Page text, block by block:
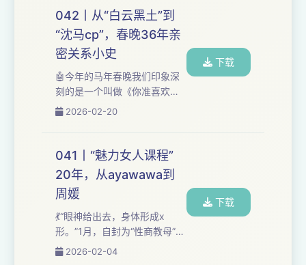
多家庭发现“考上...
动荡：货币崩盘、物价飞涨、
多轮全国性抗议接连发生。 外
部冲突与内部怨怼，从未像此
刻这样交织。本期播客，我们
连线此刻仍驻扎在伊朗的战地
记者李睿。自第一声爆炸起，
日。 我们试图通过一位驻地记
重面向：自1979年伊斯兰革
命...
042丨从“白云黑土”到
“沈马cp”，春晚36年亲
密关系小史
🤖今年的马年春晚我们印象深
刻的是一个叫做《你准喜欢》
的小品：展现了一对年轻伴侣
种互联网算法推送内容来制造
笑料。 刷手机已经成为我们生
活“柴米油盐”的一部分，年轻情
侣中的“第三者”可能不再是一个
具体的人，而是算法推算机制
和内容洪流。争吵也围绕着注
意力的争夺——即使坐在同一
里的世界——这个小品展现了
2026-02-20
下载
041丨“魅力女人课程”
20年，从ayawawa到
周媛
💃“眼神给出去，身体形成x
形。”1月，自封为“性商教母”的
周媛，传出几个爆火的视频切
2026-02-04
下载